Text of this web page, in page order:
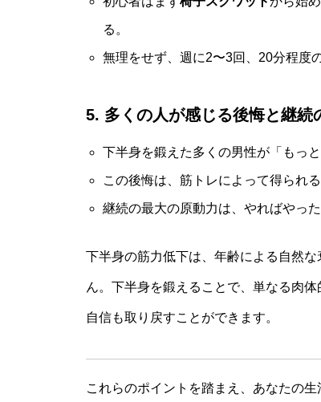
る。
無理をせず、週に2〜3回、20分程度
5. 多くの人が感じる後悔と継続
下半身を鍛えた多くの男性が「もっ
この後悔は、筋トレによって得られ
継続の最大の原動力は、やればやっ
下半身の筋力低下は、年齢による自然
ん。下半身を鍛えることで、単なる肉
自信も取り戻すことができます。
これらのポイントを踏まえ、あなたの